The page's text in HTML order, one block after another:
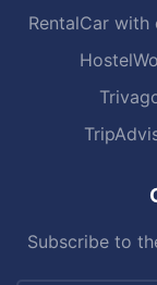
RentalCar with
Subscribe to